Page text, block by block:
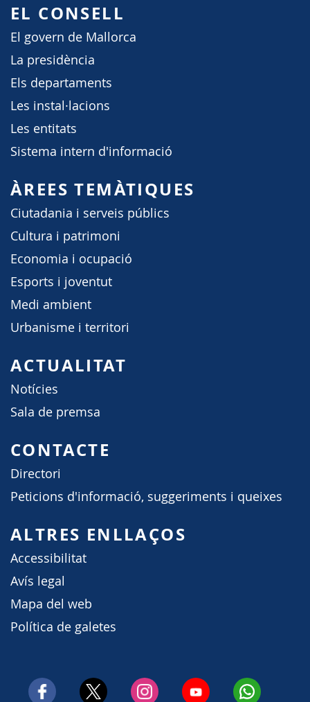
EL CONSELL
El govern de Mallorca
La presidència
Els departaments
Les instal·lacions
Les entitats
Sistema intern d'informació
ÀREES TEMÀTIQUES
Ciutadania i serveis públics
Cultura i patrimoni
Economia i ocupació
Esports i joventut
Medi ambient
Urbanisme i territori
ACTUALITAT
Notícies
Sala de premsa
CONTACTE
Directori
Peticions d'informació, suggeriments i queixes
ALTRES ENLLAÇOS
Accessibilitat
Avís legal
Mapa del web
Política de galetes